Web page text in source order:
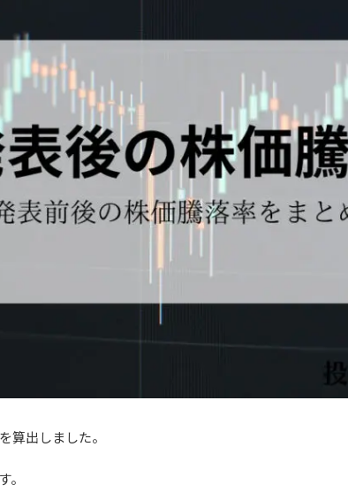
算出しました。